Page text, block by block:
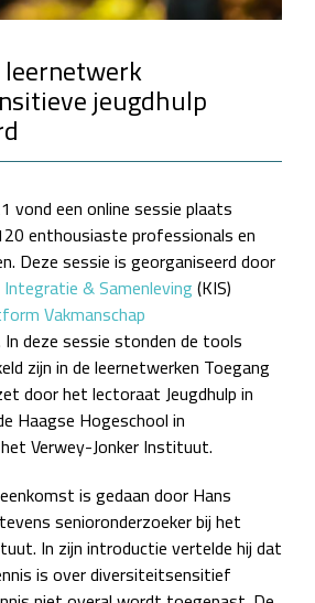
jeugdhulp
vond een online sessie plaats
enthousiaste professionals en
Deze sessie is georganiseerd door
& Samenleving(KIS)
Vakmanschap
In deze sessie stonden de tools
zijn in de leernetwerken Toegang
door het lectoraat Jeugdhulp in
Haagse Hogeschool in
Verwey-Jonker Instituut.
is gedaan door Hans
senioronderzoeker bij het
In zijn introductie vertelde hij dat
is over diversiteitsensitief